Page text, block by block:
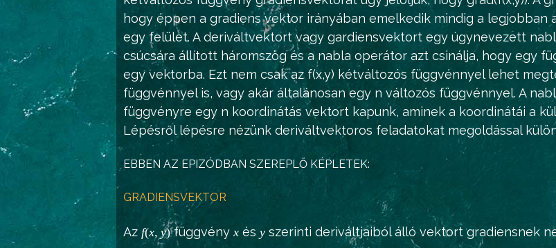
hogy éppen a gradiens vektor irányában emelkedik mindig a legjobban
egy felület. A deriváltvektort vagy gardiensvektort egy úgynevezett
csúcsára állított háromszög és a nabla operátor azt csinálja, hogy egy
egy vektorba. Ezt nem csak az f(x,y) kétváltozós függvénnyel lehet
függvénnyel is, vagy akár általánosan egy n változós függvénnyel. A
függvényre egy n koordinátás vektort kapunk, aminek a koordinátái a
Lépésről lépésre nézünk deriváltvektoros feladatokat megoldással
EBBEN AZ EPIZÓDBAN SZEREPLŐ KÉPLETEK:
GRADIENSVEKTOR
Az f(x, y)függvény xés yszerinti deriváltjaiból álló vektort gradiensnek